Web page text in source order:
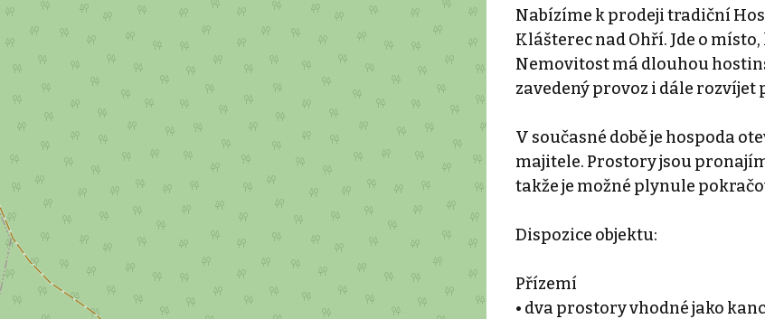
Nabízíme k prodeji tradiční
Klášterec nad Ohří. Jde o
Nemovitost má dlouhou
zavedený provoz i dále rozvíjet
V současné době je hospoda
majitele. Prostory jsou
takže je možné plynule
Dispozice objektu:
Přízemí
• dva prostory vhodné jako